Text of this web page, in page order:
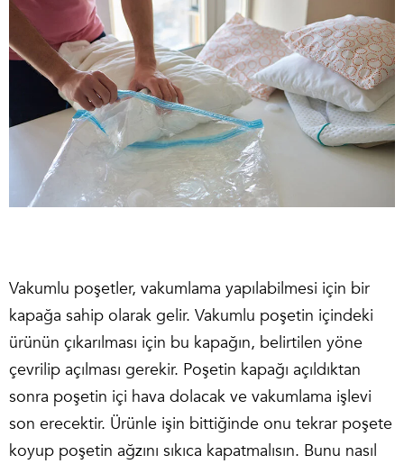
Vakumlu poşetler, vakumlama yapılabilmesi için bir
kapağa sahip olarak gelir. Vakumlu poşetin içindeki
ürünün çıkarılması için bu kapağın, belirtilen yöne
çevrilip açılması gerekir. Poşetin kapağı açıldıktan
sonra poşetin içi hava dolacak ve vakumlama işlevi
son erecektir. Ürünle işin bittiğinde onu tekrar poşete
koyup poşetin ağzını sıkıca kapatmalısın. Bunu nasıl